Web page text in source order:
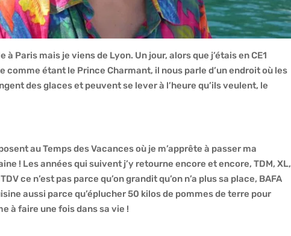
Paris mais je viens de Lyon. Un jour, alors que j’étais en CE1
comme étant le Prince Charmant, il nous parle d’un endroit où les
des glaces et peuvent se lever à l’heure qu’ils veulent, le
au Temps des Vacances où je m’apprête à passer ma
! Les années qui suivent j’y retourne encore et encore, TDM, XL,
ce n’est pas parce qu’on grandit qu’on n’a plus sa place, BAFA
aussi parce qu’éplucher 50 kilos de pommes de terre pour
à faire une fois dans sa vie !